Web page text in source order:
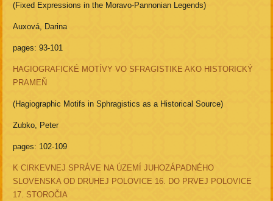
(Fixed Expressions in the Moravo-Pannonian Legends)
Auxová, Darina
pages: 93-101
HAGIOGRAFICKÉ MOTÍVY VO SFRAGISTIKE AKO HISTORICKÝ
PRAMEŇ
(Hagiographic Motifs in Sphragistics as a Historical Source)
Zubko, Peter
pages: 102-109
K CIRKEVNEJ SPRÁVE NA ÚZEMÍ JUHOZÁPADNÉHO
SLOVENSKA OD DRUHEJ POLOVICE 16. DO PRVEJ POLOVICE
17. STOROČIA